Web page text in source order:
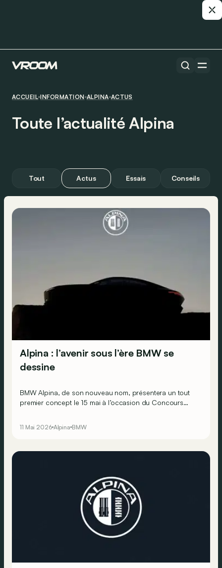
ACCUEIL INFORMATION ALPINA ACTUS
Toute l’actualité Alpina
Tout Actus Essais Conseils
Alpina : l’avenir sous l’ère BMW se
dessine
BMW Alpina, de son nouveau nom, présentera un tout
premier concept le 15 mai à l’occasion du Concours
11 Mai 2026 Alpina BMW